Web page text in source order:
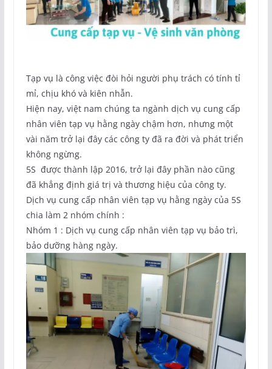
Tạp vụ là công việc đòi hỏi người phụ trách có tính tỉ
mỉ, chịu khó và kiên nhẫn.
Hiện nay, việt nam chúng ta ngành dịch vụ cung cấp
nhân viên tạp vụ hằng ngày chậm hơn, nhưng một
vài năm trở lại đây các công ty đã ra đời và phát triển
không ngừng.
5S được thành lập 2016, trở lại đây phần nào cũng
đã khẳng định giá trị và thương hiệu của công ty.
Dịch vụ cung cấp nhân viên tạp vụ hằng ngày của 5S
chia làm 2 nhóm chính :
Nhóm 1 : Dịch vụ cung cấp nhân viên tạp vụ bảo trì,
bảo dưỡng hàng ngày.